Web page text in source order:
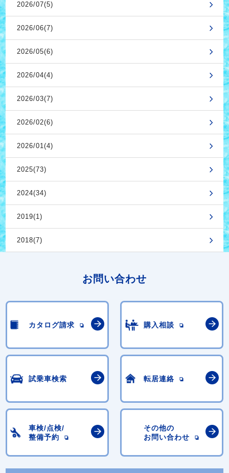
2026/07(5)
2026/06(7)
2026/05(6)
2026/04(4)
2026/03(7)
2026/02(6)
2026/01(4)
2025(73)
2024(34)
2019(1)
2018(7)
お問い合わせ
カタログ請求 購入相談
試乗車検索 転居連絡
車検/点検/
整備予約
その他の
お問い合わせ